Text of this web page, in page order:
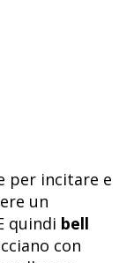
per incitare e
un
quindi bell
con